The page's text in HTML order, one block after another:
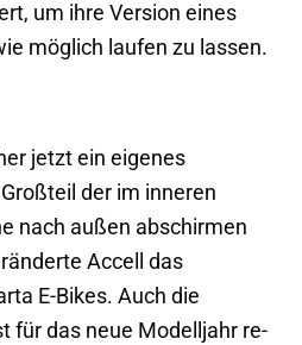
um ihre Version eines
möglich laufen zu lassen.
jetzt ein eigenes
der im inneren
nach außen abschirmen
Accell das
E-Bikes. Auch die
für das neue Modelljahr re-